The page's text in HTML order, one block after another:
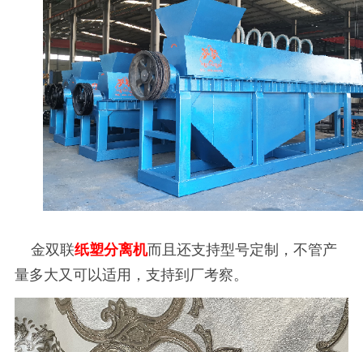
金双联纸塑分离机而且还支持型号定制，不管产
量多大又可以适用，支持到厂考察。